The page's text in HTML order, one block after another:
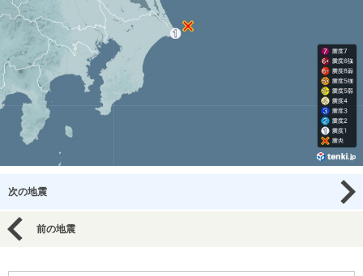
次の地震
前の地震